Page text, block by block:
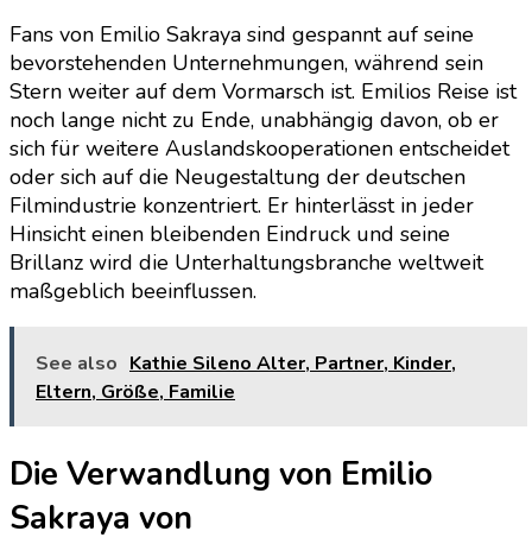
Fans von Emilio Sakraya sind gespannt auf seine
bevorstehenden Unternehmungen, während sein
Stern weiter auf dem Vormarsch ist. Emilios Reise ist
noch lange nicht zu Ende, unabhängig davon, ob er
sich für weitere Auslandskooperationen entscheidet
oder sich auf die Neugestaltung der deutschen
Filmindustrie konzentriert. Er hinterlässt in jeder
Hinsicht einen bleibenden Eindruck und seine
Brillanz wird die Unterhaltungsbranche weltweit
maßgeblich beeinflussen.
See also Kathie Sileno Alter, Partner, Kinder,
Eltern, Größe, Familie
Die Verwandlung von Emilio
Sakraya von